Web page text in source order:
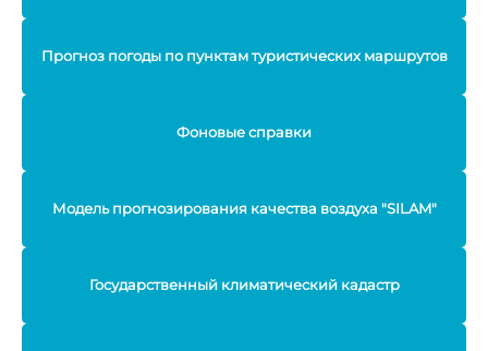
Прогноз погоды по пунктам туристических маршрутов
Фоновые справки
Модель прогнозирования качества воздуха "SILAM"
Государственный климатический кадастр